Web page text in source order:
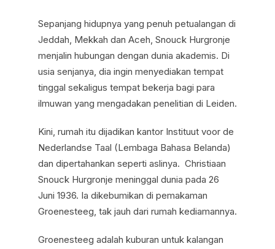
Sepanjang hidupnya yang penuh petualangan di
Jeddah, Mekkah dan Aceh, Snouck Hurgronje
menjalin hubungan dengan dunia akademis. Di
usia senjanya, dia ingin menyediakan tempat
tinggal sekaligus tempat bekerja bagi para
ilmuwan yang mengadakan penelitian di Leiden.
Kini, rumah itu dijadikan kantor Instituut voor de
Nederlandse Taal (Lembaga Bahasa Belanda)
dan dipertahankan seperti aslinya. Christiaan
Snouck Hurgronje meninggal dunia pada 26
Juni 1936. Ia dikebumikan di pemakaman
Groenesteeg, tak jauh dari rumah kediamannya.
Groenesteeg adalah kuburan untuk kalangan